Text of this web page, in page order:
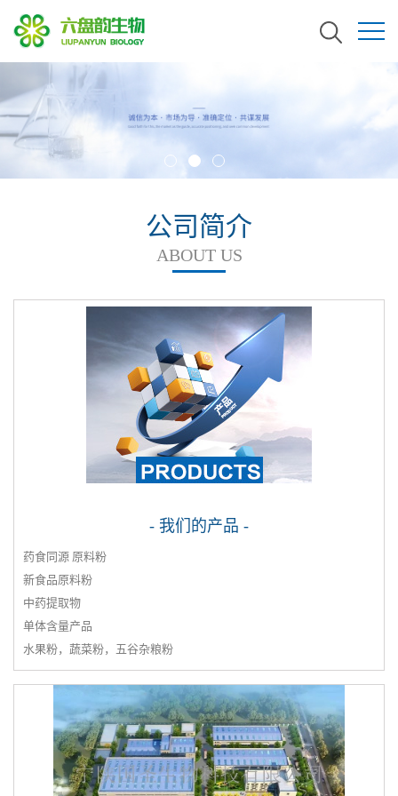
公司简介
ABOUT US
- 我们的产品 -
药食同源 原料粉
新食品原料粉
中药提取物
单体含量产品
水果粉，蔬菜粉，五谷杂粮粉